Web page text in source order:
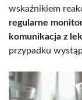
wskaźnikiem
regularne
komunikacja z
przypadku